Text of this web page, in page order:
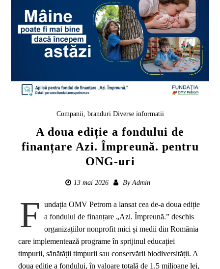
Companii, branduri Diverse informatii
A doua ediție a fondului de
finanțare Azi. Împreună. pentru
ONG-uri
13 mai 2026 ByAdmin
F
undația OMV Petrom a lansat cea de-a doua ediție
a fondului de finanțare „Azi. Împreună.” deschis
organizațiilor nonprofit mici și medii din România
care implementează programe în sprijinul educației
timpurii, sănătății timpurii sau conservării biodiversității. A
doua ediție a fondului, în valoare totală de 1.5 milioane lei,